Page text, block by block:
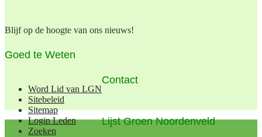
Blijf op de hoogte van ons nieuws!
Goed te Weten
Word Lid van LGN
Sitebeleid
Sitemap
Login Leden
Zoeken
Contact
Lijst Groen Noordenveld